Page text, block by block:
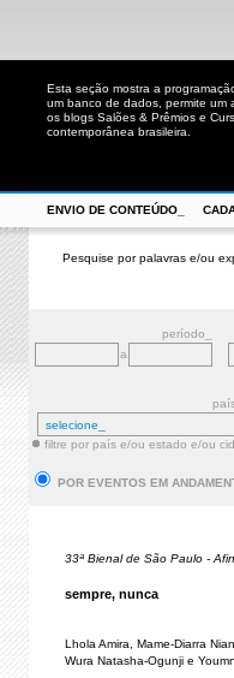
Esta seção mostra a
um banco de dados, permite um
os blogs Salões & Prêmios e
contemporânea brasileira.
ENVIO DE CONTEÚDO_
Pesquise por palavras e/ou
período_
a
filtre por país e/ou estado e/ou
POR EVENTOS EM
33ª Bienal de São Paulo -
sempre, nunca
Lhola Amira, Mame-Diarra
Wura Natasha-Ogunji e